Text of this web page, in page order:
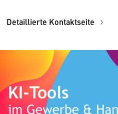
Detaillierte Kontaktseite